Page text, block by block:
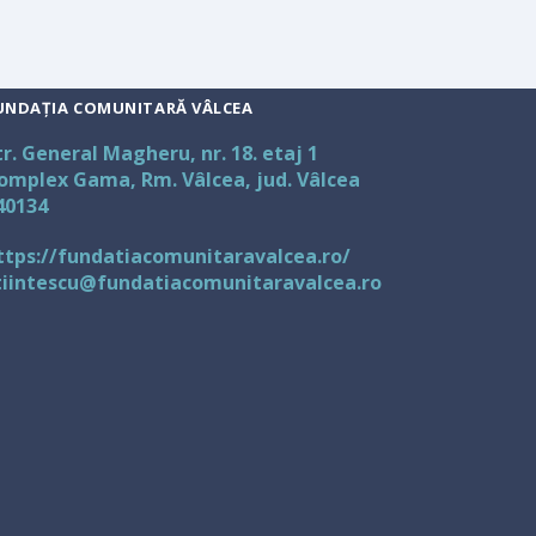
COMUNITARĂ VÂLCEA
General Magheru, nr. 18. etaj 1
Gama, Rm. Vâlcea, jud. Vâlcea
fundatiacomunitaravalcea.ro/